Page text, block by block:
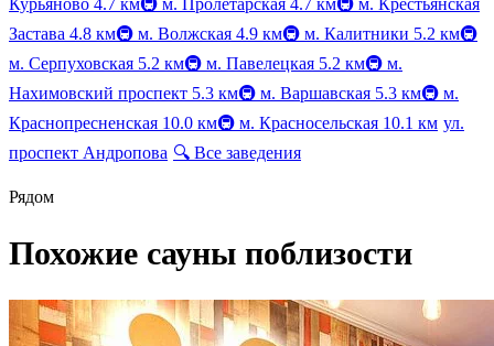
Застава 4.8 км🚇 м. Волжская 4.9 км🚇 м. Калитники 5.2 км🚇
м. Серпуховская 5.2 км🚇 м. Павелецкая 5.2 км🚇 м.
Нахимовский проспект 5.3 км🚇 м. Варшавская 5.3 км🚇 м.
Краснопресненская 10.0 км🚇 м. Красносельская 10.1 км ул.
проспект Андропова 🔍 Все заведения
Рядом
Похожие сауны поблизости